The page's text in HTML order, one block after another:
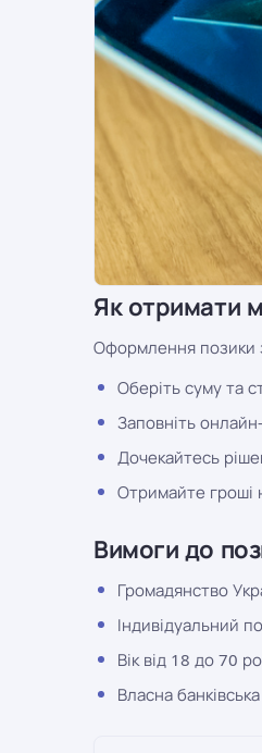
Як отримати
Оформлення позики
Оберіть суму та
Заповніть
Дочекайтесь
Отримайте гроші
Вимоги до
Громадянство
Індивідуальний
Вік від 18 до 70
Власна